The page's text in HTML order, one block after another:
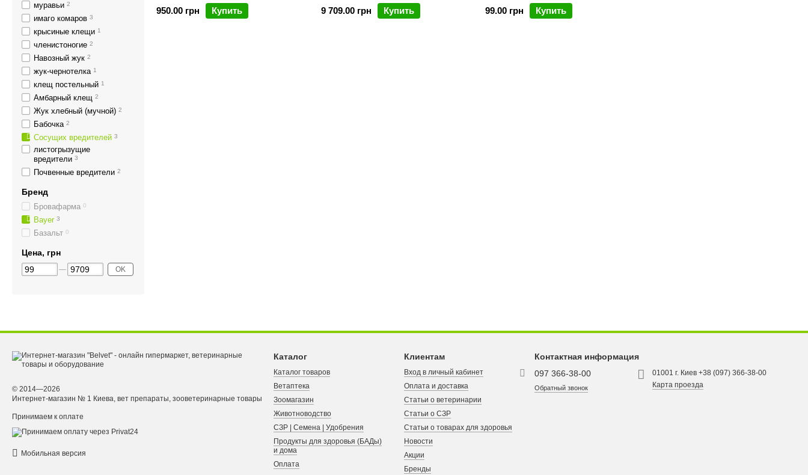
950.00 грн Купить 9 709.00 грн Купить 99.00 грн Купить
муравьи 2
имаго комаров 3
крысиные клещи 1
членистоногие 2
Навозный жук 2
жук-чернотелка 1
клещ постельный 1
Амбарный клещ 2
Жук хлебный (мучной) 2
Бабочка 2
Сосущих вредителей 3
листогрызущие
вредители 3
Почвенные вредители 2
Бренд
Бровафарма 0
Bayer 3
Базальт 0
Цена, грн
OK
© 2014—2026
Интернет-магазин № 1 Киева, вет препараты, зооветеринарные товары
Принимаем к оплате
Мобильная версия
Каталог
Каталог товаров
Ветаптека
Зоомагазин
Животноводство
СЗР | Семена | Удобрения
Продукты для здоровья (БАДы)
и дома
Оплата
Клиентам
Вход в личный кабинет
Оплата и доставка
Статьи о ветеринарии
Статьи о СЗР
Статьи о товарах для здоровья
Новости
Акции
Бренды
Контактная информация
097 366-38-00
Обратный звонок
01001 г. Киев +38 (097) 366-38-00
Карта проезда